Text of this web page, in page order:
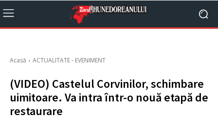
Acasă ACTUALITATE - EVENIMENT
(VIDEO) Castelul Corvinilor, schimbare
uimitoare. Va intra într-o nouă etapă de
restaurare